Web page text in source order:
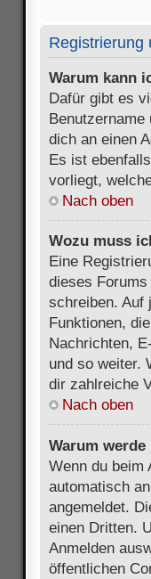
Registrierung
Warum kann
Dafür gibt es
dich an einen
Es ist
vorliegt,
Nach oben
Wozu muss
Eine
dieses
schreiben. Auf
Funktionen,
Nachrichten,
und so weiter.
dir zahlreiche
Nach oben
Warum
Wenn du beim
automatisch
angemeldet.
einen Dritten.
Anmelden
öffentlichen